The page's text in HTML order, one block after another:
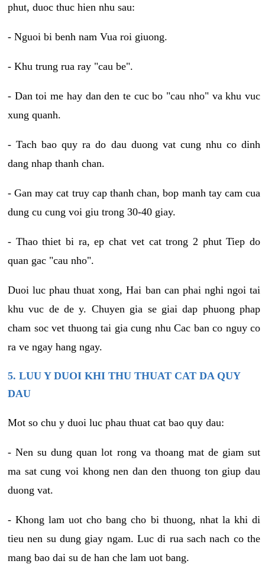
phut, duoc thuc hien nhu sau:
- Nguoi bi benh nam Vua roi giuong.
- Khu trung rua ray "cau be".
- Dan toi me hay dan den te cuc bo "cau nho" va khu vuc
xung quanh.
- Tach bao quy ra do dau duong vat cung nhu co dinh
dang nhap thanh chan.
- Gan may cat truy cap thanh chan, bop manh tay cam cua
dung cu cung voi giu trong 30-40 giay.
- Thao thiet bi ra, ep chat vet cat trong 2 phut Tiep do
quan gac "cau nho".
Duoi luc phau thuat xong, Hai ban can phai nghi ngoi tai
khu vuc de de y. Chuyen gia se giai dap phuong phap
cham soc vet thuong tai gia cung nhu Cac ban co nguy co
ra ve ngay hang ngay.
5. LUU Y DUOI KHI THU THUAT CAT DA QUY
DAU
Mot so chu y duoi luc phau thuat cat bao quy dau:
- Nen su dung quan lot rong va thoang mat de giam sut
ma sat cung voi khong nen dan den thuong ton giup dau
duong vat.
- Khong lam uot cho bang cho bi thuong, nhat la khi di
tieu nen su dung giay ngam. Luc di rua sach nach co the
mang bao dai su de han che lam uot bang.